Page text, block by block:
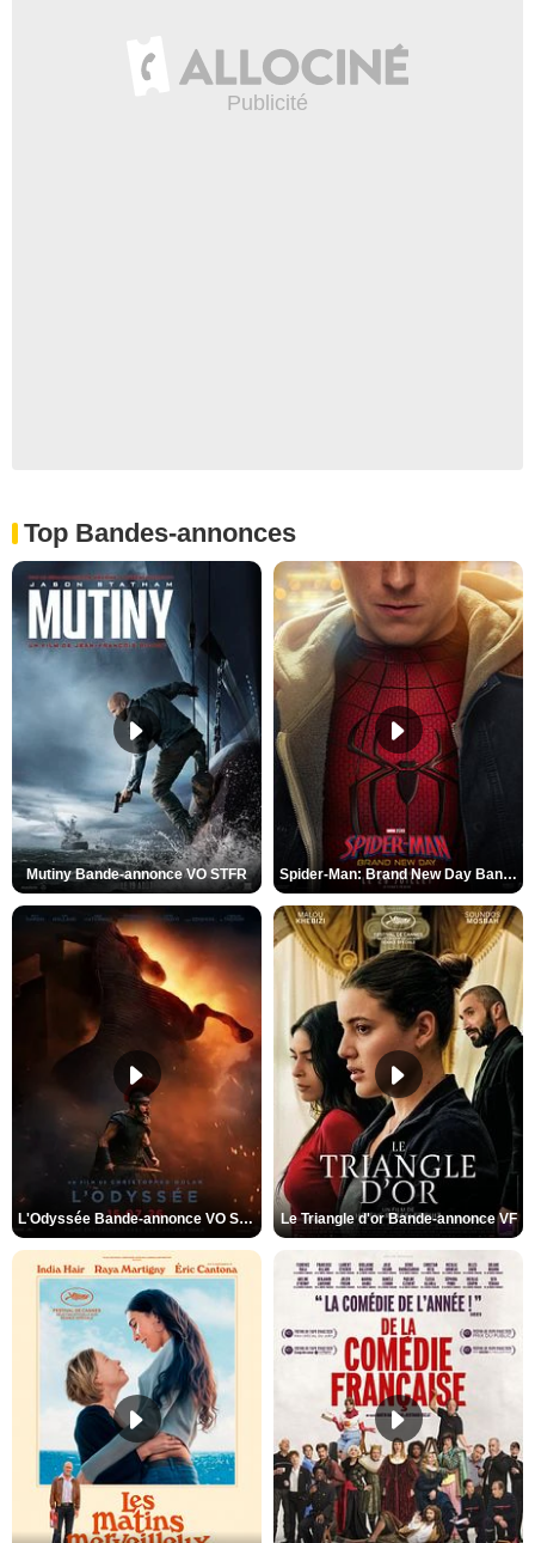
Top Bandes-annonces
Mutiny Bande-annonce VO STFR Spider-Man: Brand New Day Bande-annonce VO STFR
L'Odyssée Bande-annonce VO STFR Le Triangle d'or Bande-annonce VF